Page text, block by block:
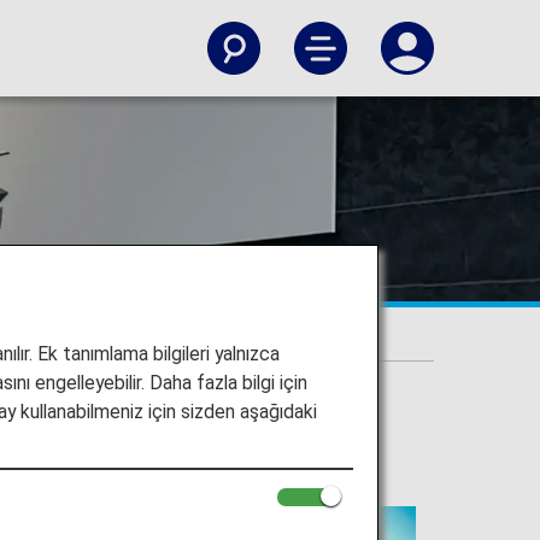
Ek tanımlama bilgileri yalnızca
engelleyebilir. Daha fazla bilgi için
kullanabilmeniz için sizden aşağıdaki